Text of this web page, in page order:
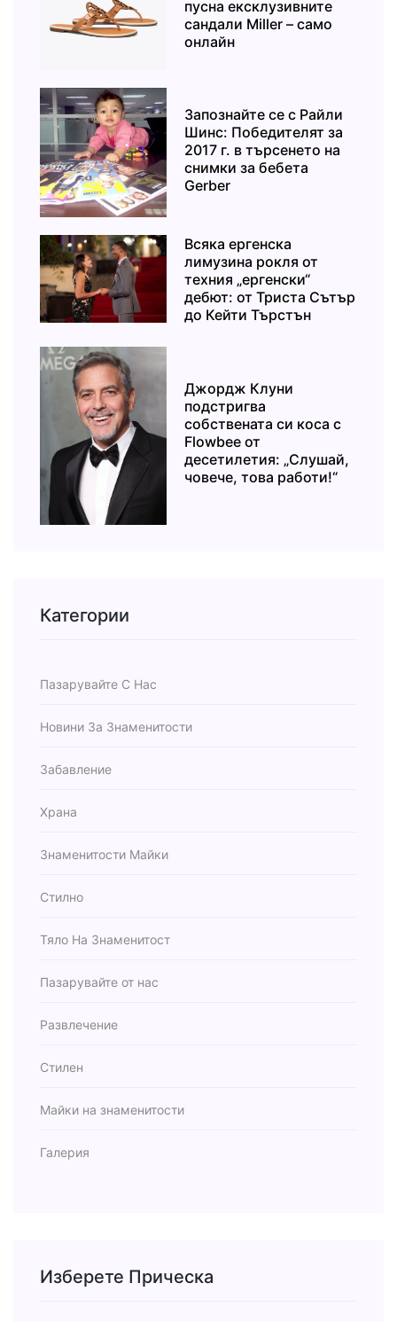
пусна ексклузивните
сандали Miller – само
онлайн
Запознайте се с Райли
Шинс: Победителят за
2017 г. в търсенето на
снимки за бебета
Gerber
Всяка ергенска
лимузина рокля от
техния „ергенски“
дебют: от Триста Сътър
до Кейти Търстън
Джордж Клуни
подстригва
собствената си коса с
Flowbee от
десетилетия: „Слушай,
човече, това работи!“
Категории
Пазарувайте С Нас
Новини За Знаменитости
Забавление
Храна
Знаменитости Майки
Стилно
Тяло На Знаменитост
Пазарувайте от нас
Развлечение
Стилен
Майки на знаменитости
Галерия
Изберете Прическа